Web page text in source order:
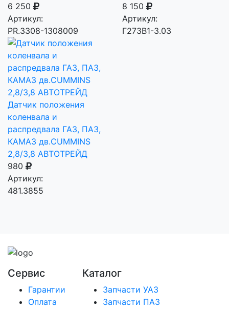
6 250
Артикул:
PR.3308-1308009
8 150
Артикул:
Г273В1-3.03
Датчик положения
коленвала и
распредвала ГАЗ, ПАЗ,
КАМАЗ дв.CUMMINS
2,8/3,8 АВТОТРЕЙД
980
Артикул:
481.3855
Сервис
Гарантии
Оплата
Каталог
Запчасти УАЗ
Запчасти ПАЗ